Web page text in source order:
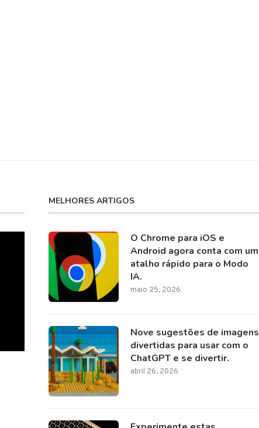
MELHORES ARTIGOS
O Chrome para iOS e
Android agora conta com um
atalho rápido para o Modo
IA.
maio 25, 2026
Nove sugestões de imagens
divertidas para usar com o
ChatGPT e se divertir.
abril 26, 2026